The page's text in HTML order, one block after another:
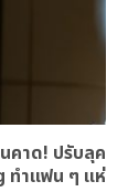
คาด! ปรับลุค
ทำแฟน ๆ แห่